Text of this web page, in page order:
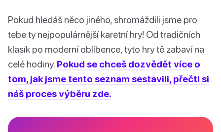
Pokud hledáš něco jiného, ​​shromáždili jsme pro
tebe ty nejpopulárnější karetní hry! Od tradičních
klasik po moderní oblíbence, tyto hry tě zabaví na
celé hodiny. Pokud se chceš dozvědět více o
tom, jak jsme tento seznam sestavili, přečti si
náš proces výběru zde.